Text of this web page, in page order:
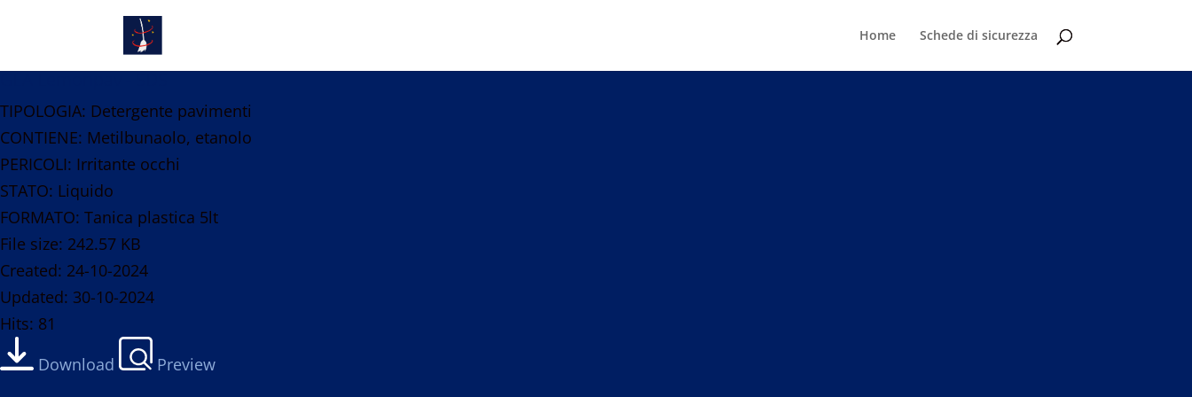
Home Schede di sicurezza
TIPOLOGIA: Detergente pavimenti
CONTIENE: Metilbunaolo, etanolo
PERICOLI: Irritante occhi
STATO: Liquido
FORMATO: Tanica plastica 5lt
File size: 242.57 KB
Created: 24-10-2024
Updated: 30-10-2024
Hits: 81
Download
Preview